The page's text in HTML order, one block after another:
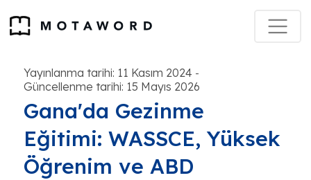
Yayınlanma tarihi: 11 Kasım 2024 -
Güncellenme tarihi: 15 Mayıs 2026
Gana'da Gezinme
Eğitimi: WASSCE, Yüksek
Öğrenim ve ABD